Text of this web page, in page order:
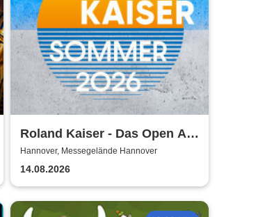
Roland Kaiser - Das Open Air
2026!
Hannover, Messegelände Hannover
14.08.2026